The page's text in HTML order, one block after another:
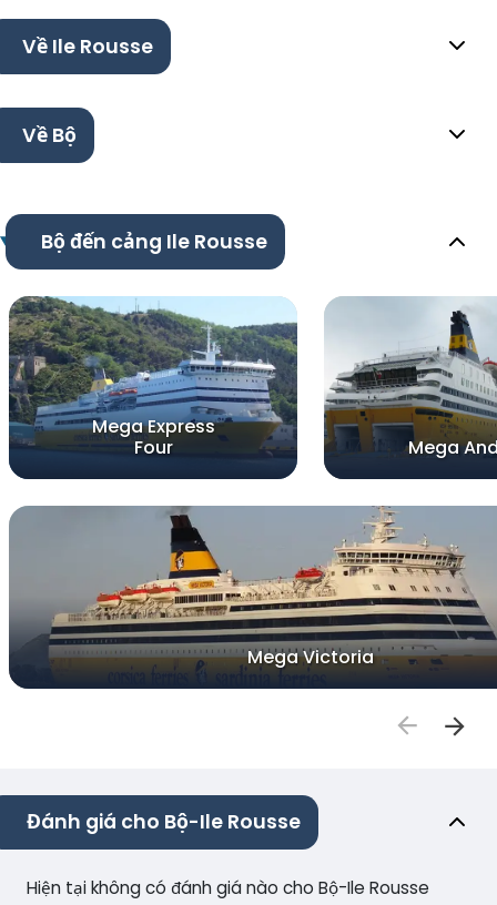
Về Ile Rousse
Về Bộ
Bộ đến cảng Ile Rousse
Mega Express
Four
Mega
Mega Victoria
Đánh giá cho Bộ-Ile Rousse
Hiện tại không có đánh giá nào cho Bộ-Ile Rousse